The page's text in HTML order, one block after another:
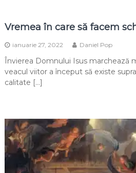
Vremea în care să facem
ianuarie 27, 2022 Daniel Pop
Învierea Domnului Isus marchează
veacul viitor a început să existe
calitate […]